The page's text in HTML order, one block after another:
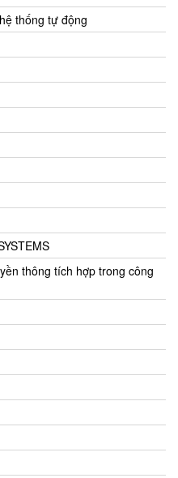
thống tự động
thông tích hợp trong công